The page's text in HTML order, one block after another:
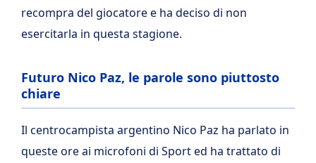
recompra del giocatore e ha deciso di non
esercitarla in questa stagione.
Futuro Nico Paz, le parole sono piuttosto
chiare
Il centrocampista argentino Nico Paz ha parlato in
queste ore ai microfoni di Sport ed ha trattato di